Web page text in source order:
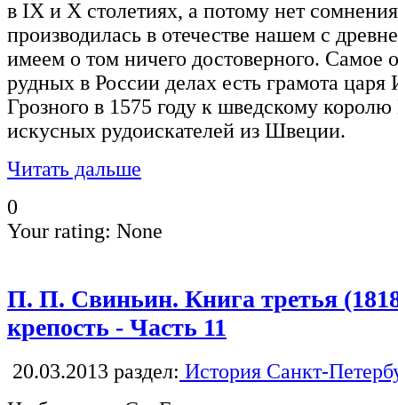
в IX и X столетиях, а потому нет
производилась в отечестве нашем с
имеем о том ничего достоверного. Самое
рудных в России делах есть грамота
Грозного в 1575 году к шведскому
искусных рудоискателей из Швеции.
Читать дальше
0
Your rating: None
П. П. Свиньин. Книга третья
крепость - Часть 11
20.03.2013 раздел: История Санкт-